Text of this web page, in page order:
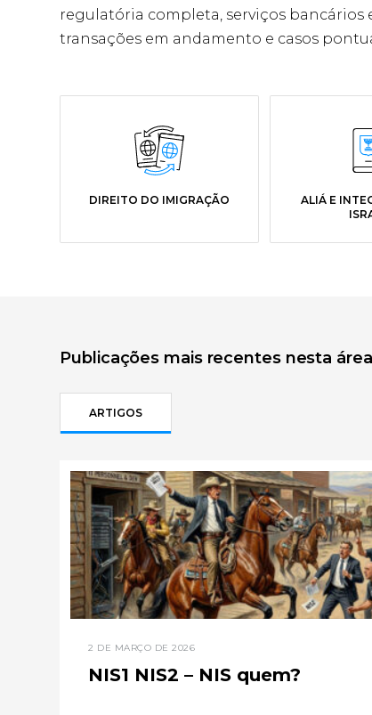
regulatória completa, serviços bancários
transações em andamento e casos
DIREITO DO IMIGRAÇÃO
ALIÁ E
Publicações mais recentes nesta área
ARTIGOS
2 DE MARÇO DE 2026
NIS1 NIS2 – NIS quem?